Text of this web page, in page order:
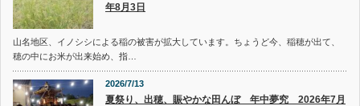
年8月3日
山名地区、イノシシによる稲の被害が拡大しています。ちょうど今、稲穂が出て、
穂の中にお米が出来始め、指…
2026/7/13
夏祭り、出穂、賑やかな田んぼ 年中夢究 2026年7月